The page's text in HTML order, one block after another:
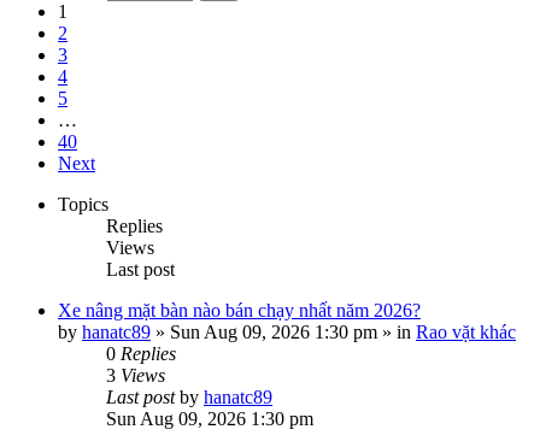
1
2
3
4
5
…
40
Next
Topics
Replies
Views
Last post
Xe nâng mặt bàn nào bán chạy nhất năm 2026?
by hanatc89 » Sun Aug 09, 2026 1:30 pm » in Rao vặt khác
0 Replies
3 Views
Last postby hanatc89
Sun Aug 09, 2026 1:30 pm